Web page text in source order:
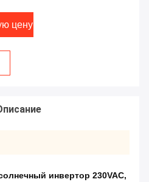
цену
инвертор 230VAC,